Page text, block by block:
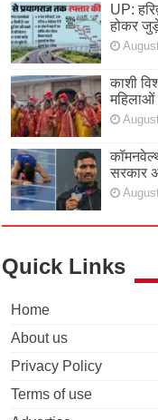
UP:
होकर
काशी
महिलाओं
सरकार
Quick Links
Home
About us
Privacy Policy
Terms of use